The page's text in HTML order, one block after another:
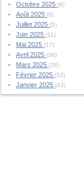
Octobre 2025(6)
Août 2025(9)
Juillet 2025(5)
Juin 2025(11)
Mai 2025(17)
Avril 2025(38)
Mars 2025(28)
Février 2025(33)
Janvier 2025(42)